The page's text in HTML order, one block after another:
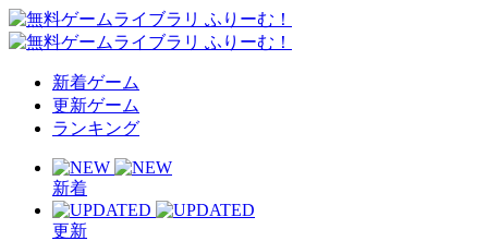
新着ゲーム
更新ゲーム
ランキング
新着
更新